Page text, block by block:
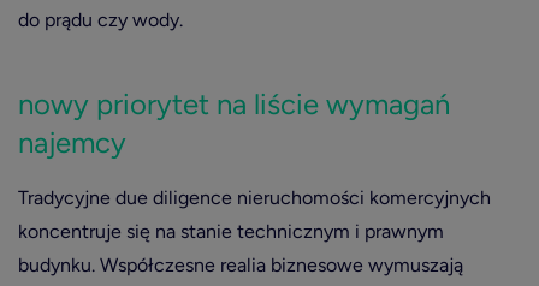
do prądu czy wody.
nowy priorytet na liście wymagań
najemcy
Tradycyjne due diligence nieruchomości komercyjnych
koncentruje się na stanie technicznym i prawnym
budynku. Współczesne realia biznesowe wymuszają